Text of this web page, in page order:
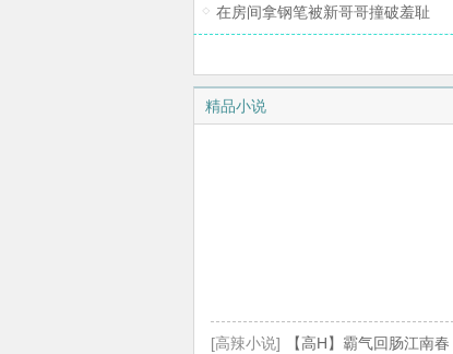
在房间拿钢笔被新哥哥撞破羞耻
精品小说
[高辣小说] 【高H】霸气回肠江南春